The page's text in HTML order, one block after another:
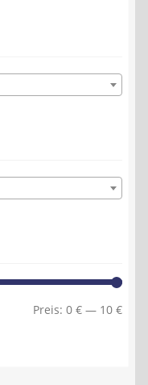
Min.
Max.
Preis: 0 € — 10 €